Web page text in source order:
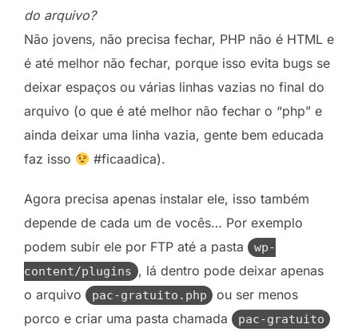
do arquivo?
Não jovens, não precisa fechar, PHP não é HTML e
é até melhor não fechar, porque isso evita bugs se
deixar espaços ou várias linhas vazias no final do
arquivo (o que é até melhor não fechar o “php” e
ainda deixar uma linha vazia, gente bem educada
faz isso
#ficaadica).
Agora precisa apenas instalar ele, isso também
depende de cada um de vocês… Por exemplo
podem subir ele por FTP até a pasta
wp-
content/plugins , lá dentro pode deixar apenas
o arquivo
pac-gratuito.php
ou ser menos
porco e criar uma pasta chamada
pac-gratuito